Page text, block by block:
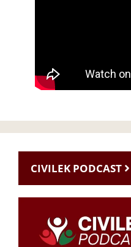
CIVILEK PODCAST